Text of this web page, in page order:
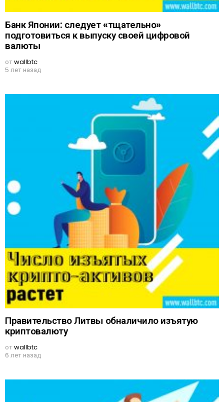
Банк Японии: следует «тщательно»
подготовиться к выпуску своей цифровой
валюты
отwallbtc
5 лет назад
Правительство Литвы обналичило изъятую
криптовалюту
отwallbtc
6 лет назад